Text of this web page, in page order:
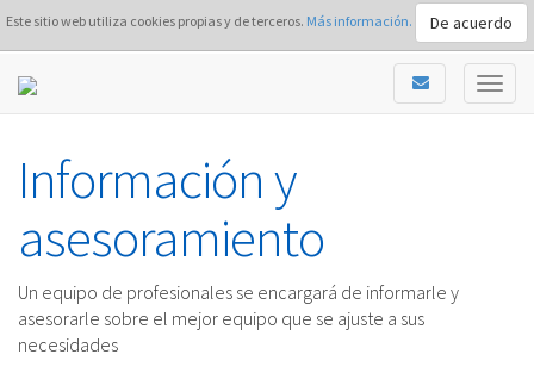
Este sitio web utiliza cookies propias y de terceros. Más información. De acuerdo
Información y
asesoramiento
Un equipo de profesionales se encargará de informarle y
asesorarle sobre el mejor equipo que se ajuste a sus
necesidades